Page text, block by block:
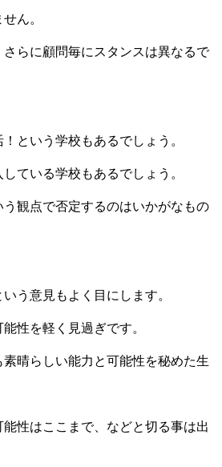
ん。
らに顧問毎にスタンスは異なるで
という学校もあるでしょう。
ている学校もあるでしょう。
う観点で否定するのはいかがなもの
う意見もよく目にします。
性を軽く見過ぎです。
晴らしい能力と可能性を秘めた生
性はここまで、などと切る事は出